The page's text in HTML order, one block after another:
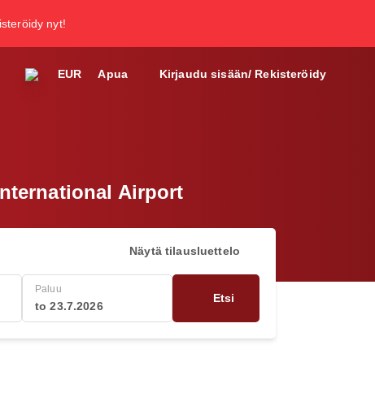
nyt!
EUR Apua Kirjaudu sisään/ Rekisteröidy
Airport
Näytä tilausluettelo
Paluu
to 23.7.2026
Etsi